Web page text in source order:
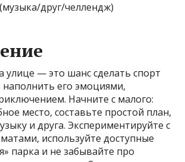
друг/челлендж)
улице — это шанс сделать спорт
его эмоциями,
Начните с малого:
место, составьте простой план,
и друга. Экспериментируйте с
используйте доступные
парка и не забывайте про